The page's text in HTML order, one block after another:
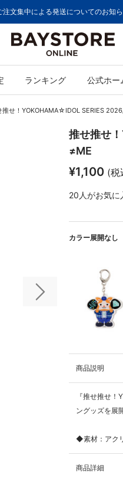
注文集中による発送についてのお知
ランキング 公式ホー
推せ！YOKOHAMA☆IDOL SERIES
次の画像
推せ推せ
≠ME
¥1,100 (税
20 人がお気
カラー展開なし
商品説明
『推せ推せ
ングッズを展
◆素材：アク
商品詳細